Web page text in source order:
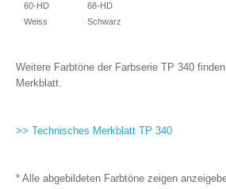
60-HD
Weiss
68-HD
Schwarz
Weitere Farbtöne der Farbserie TP 340
Merkblatt.
>> Technisches Merkblatt TP 340
* Alle abgebildeten Farbtöne zeigen